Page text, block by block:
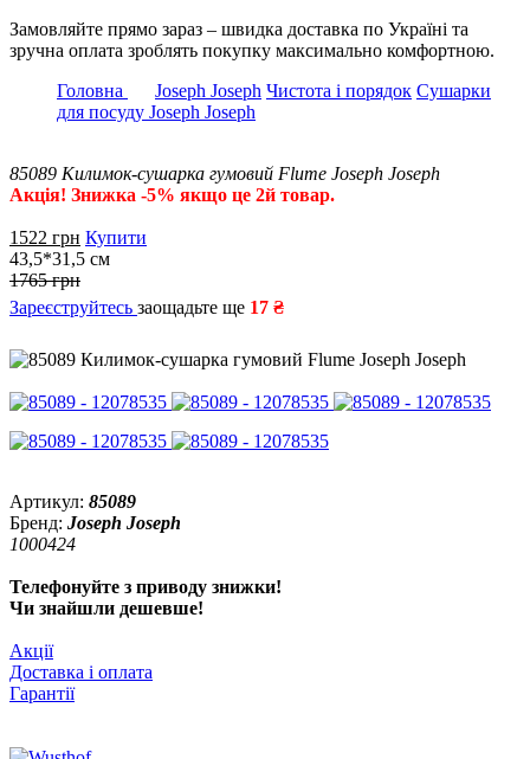
Замовляйте прямо зараз – швидка доставка по Україні та
зручна оплата зроблять покупку максимально комфортною.
Головна
Joseph Joseph Чистота і порядок Сушарки
для посуду Joseph Joseph
85089 Килимок-сушарка гумовий Flume Joseph Joseph
Акція! Знижка -5% якщо це 2й товар.
1522 грн Купити
43,5*31,5 см
1765 грн
Зареєструйтесь заощадьте ще 17 ₴
Артикул: 85089
Бренд: Joseph Joseph
1000424
Телефонуйте з приводу знижки!
Чи знайшли дешевше!
Акції
Доставка і оплата
Гарантії